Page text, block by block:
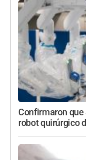
Confirmaron
robot quirúrgico